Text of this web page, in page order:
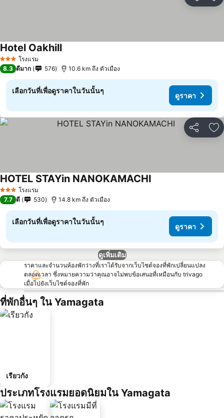
3 ดาว โรงแรม
Hotel Oakhillดูราคา
8.3 ดีมาก 576 10.6 km ถึง ตัวเมือง
เลือกวันที่เพื่อดูราคาในวันนั้นๆ
ดูราคา
แชร์ เ
3 ดาว โรงแรม
HOTEL STAYin NANOKAMACHI
7.7 ดี 530 14.8 km ถึง ตัวเมือง
เลือกวันที่เพื่อดูราคาในวันนั้นๆ
ดูราคา
ดูเพิ่มเติม
ราคาและจำนวนห้องพักว่างที่เราได้รับจากเว็บไซต์จองที่พักเปลี่ยนแปลง
ตลอดเวลา ซึ่งหมายความว่าคุณอาจไม่พบข้อเสนอที่เหมือนกับ trivago
เมื่อไปยังเว็บไซต์จองที่พัก
ที่พักอื่นๆ ใน Yamagata
เรียวกัง
ประเภทโรงแรมยอดนิยมใน Yamagata